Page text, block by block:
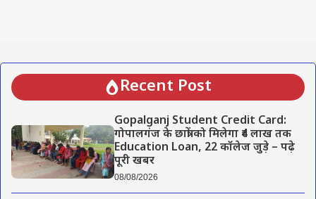
Recent Post
Gopalganj Student Credit Card:
गोपालगंज के छात्रों को मिलेगा ₹4 लाख तक
Education Loan, 22 कॉलेज जुड़े – पढ़े
पूरी खबर
08/08/2026